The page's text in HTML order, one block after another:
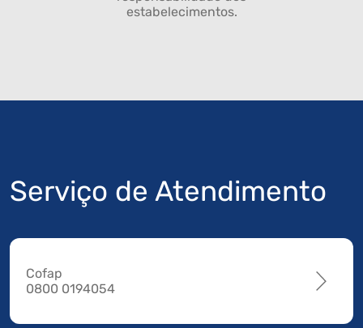
estabelecimentos.
Serviço de Atendimento
Cofap
0800 0194054